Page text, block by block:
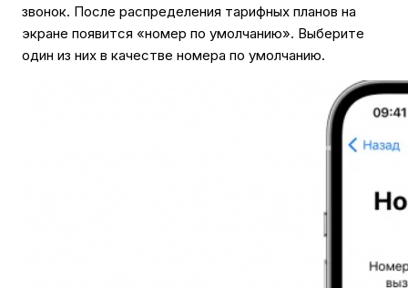
звонок. После распределения тарифных планов на
экране появится «номер по умолчанию». Выберите
один из них в качестве номера по умолчанию.